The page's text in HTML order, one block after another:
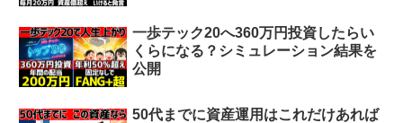
一歩テック20へ360万円投資したらい
くらになる？シミュレーション結果を
公開
50代までに資産運用はこれだけあれば